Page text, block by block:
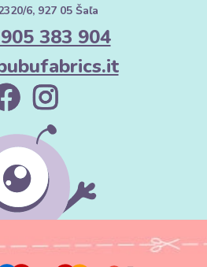
6, 927 05 Šaľa
383 904